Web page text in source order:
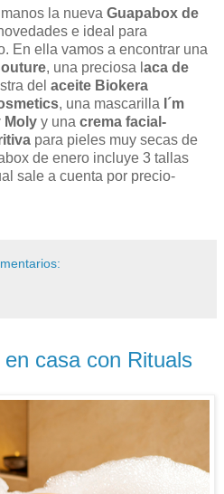
la nueva Guapabox de
e ideal para
En ella vamos a encontrar una
, una preciosa l aca de
del aceite Biokera
, una mascarilla I´m
Moly y una crema facial-
para pieles muy secas de
de enero incluye 3 tallas
sale a cuenta por precio-
casa con Rituals